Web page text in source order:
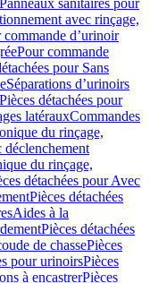
sanitaires pour
avec rinçage,
commande d’urinoir
Pour commande
pour Sans
Séparations d’urinoirs
Pièces détachées pour
latérauxCommandes
du rinçage,
déclenchement
du rinçage,
détachées pour Avec
Pièces détachées
Aides à la
Pièces détachées
de chassePièces
pour urinoirsPièces
à encastrerPièces